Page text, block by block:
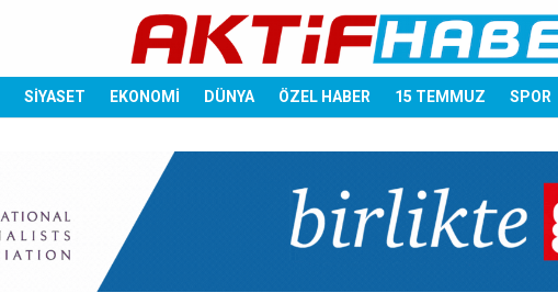
SİYASET EKONOMİ DÜNYA ÖZEL HABER 15 TEMMUZ SPOR